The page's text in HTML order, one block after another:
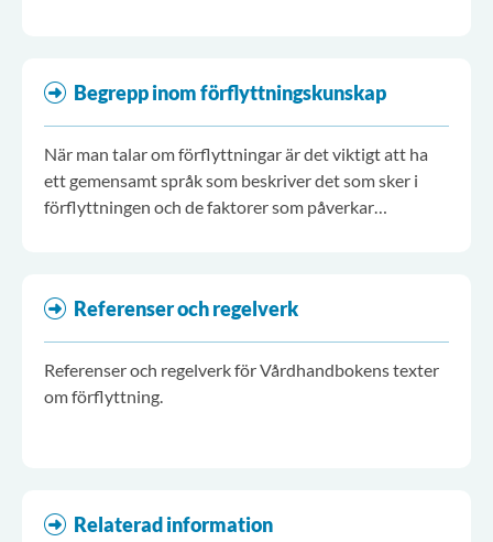
Begrepp inom förflyttningskunskap
När man talar om förflyttningar är det viktigt att ha
ett gemensamt språk som beskriver det som sker i
förflyttningen och de faktorer som påverkar
Referenser och regelverk
Referenser och regelverk för Vårdhandbokens texter
om förflyttning.
Relaterad information